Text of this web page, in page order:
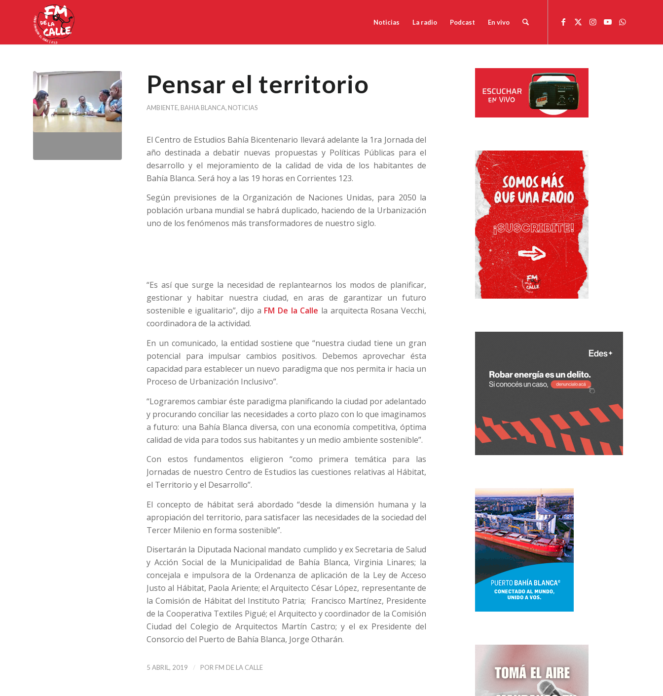
Noticias La radio Podcast En vivo
Pensar el territorio
AMBIENTE, BAHIA BLANCA, NOTICIAS
El Centro de Estudios Bahía Bicentenario llevará adelante la 1ra Jornada del
año destinada a debatir nuevas propuestas y Políticas Públicas para el
desarrollo y el mejoramiento de la calidad de vida de los habitantes de
Bahía Blanca. Será hoy a las 19 horas en Corrientes 123.
Según previsiones de la Organización de Naciones Unidas, para 2050 la
población urbana mundial se habrá duplicado, haciendo de la Urbanización
uno de los fenómenos más transformadores de nuestro siglo.
“Es así que surge la necesidad de replantearnos los modos de planificar,
gestionar y habitar nuestra ciudad, en aras de garantizar un futuro
sostenible e igualitario”, dijo a FM De la Calle la arquitecta Rosana Vecchi,
coordinadora de la actividad.
En un comunicado, la entidad sostiene que “nuestra ciudad tiene un gran
potencial para impulsar cambios positivos. Debemos aprovechar ésta
capacidad para establecer un nuevo paradigma que nos permita ir hacia un
Proceso de Urbanización Inclusivo”.
“Lograremos cambiar éste paradigma planificando la ciudad por adelantado
y procurando conciliar las necesidades a corto plazo con lo que imaginamos
a futuro: una Bahía Blanca diversa, con una economía competitiva, óptima
calidad de vida para todos sus habitantes y un medio ambiente sostenible”.
Con estos fundamentos eligieron “como primera temática para las
Jornadas de nuestro Centro de Estudios las cuestiones relativas al Hábitat,
el Territorio y el Desarrollo”.
El concepto de hábitat será abordado “desde la dimensión humana y la
apropiación del territorio, para satisfacer las necesidades de la sociedad del
Tercer Milenio en forma sostenible”.
Disertarán la Diputada Nacional mandato cumplido y ex Secretaria de Salud
y Acción Social de la Municipalidad de Bahía Blanca, Virginia Linares; la
concejala e impulsora de la Ordenanza de aplicación de la Ley de Acceso
Justo al Hábitat, Paola Ariente; el Arquitecto César López, representante de
la Comisión de Hábitat del Instituto Patria; Francisco Martínez, Presidente
de la Cooperativa Textiles Pigué; el Arquitecto y coordinador de la Comisión
Ciudad del Colegio de Arquitectos Martín Castro; y el ex Presidente del
Consorcio del Puerto de Bahía Blanca, Jorge Otharán.
5 ABRIL, 2019 / POR FM DE LA CALLE